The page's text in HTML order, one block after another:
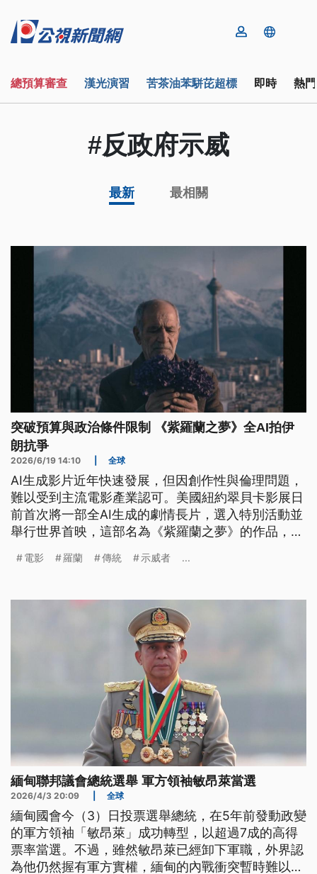
總預算審查 漢光演習 苦茶油苯駢芘超標 即時 熱
#反政府示威
最新 最相關
突破預算與政治條件限制 《紫羅蘭之夢》全AI拍伊
朗抗爭
2026/6/19 14:10 全球
AI生成影片近年快速發展，但因創作性與倫理問題，
難以受到主流電影產業認可。美國紐約翠貝卡影展日
前首次將一部全AI生成的劇情長片，選入特別活動並
舉行世界首映，這部名為《紫羅蘭之夢》的作品，以
有2000美元。創作者表示，AI工具讓一些受限於預
電影 羅蘭 傳統 示威者 ...
緬甸聯邦議會總統選舉 軍方領袖敏昂萊當選
2026/4/3 20:09 全球
緬甸國會今（3）日投票選舉總統，在5年前發動政變
的軍方領袖「敏昂萊」成功轉型，以超過7成的高得
票率當選。不過，雖然敏昂萊已經卸下軍職，外界認
為他仍然握有軍方實權，緬甸的內戰衝突暫時難以平